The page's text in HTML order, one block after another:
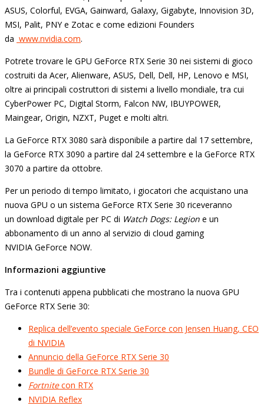
ASUS, Colorful, EVGA, Gainward, Galaxy, Gigabyte, Innovision 3D,
MSI, Palit, PNY e Zotac e come edizioni Founders
da www.nvidia.com.
Potrete trovare le GPU GeForce RTX Serie 30 nei sistemi di gioco
costruiti da Acer, Alienware, ASUS, Dell, Dell, HP, Lenovo e MSI,
oltre ai principali costruttori di sistemi a livello mondiale, tra cui
CyberPower PC, Digital Storm, Falcon NW, IBUYPOWER,
Maingear, Origin, NZXT, Puget e molti altri.
La GeForce RTX 3080 sarà disponibile a partire dal 17 settembre,
la GeForce RTX 3090 a partire dal 24 settembre e la GeForce RTX
3070 a partire da ottobre.
Per un periodo di tempo limitato, i giocatori che acquistano una
nuova GPU o un sistema GeForce RTX Serie 30 riceveranno
un download digitale per PC di Watch Dogs: Legion e un
abbonamento di un anno al servizio di cloud gaming
NVIDIA GeForce NOW.
Informazioni aggiuntive
Tra i contenuti appena pubblicati che mostrano la nuova GPU
GeForce RTX Serie 30:
Replica dell’evento speciale GeForce con Jensen Huang, CEO
di NVIDIA
Annuncio della GeForce RTX Serie 30
Bundle di GeForce RTX Serie 30
Fortnitecon RTX
NVIDIA Reflex